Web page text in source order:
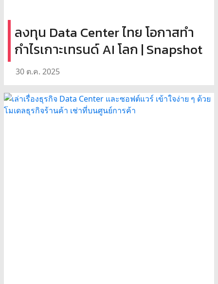
ลงทุน Data Center ไทย โอกาสทำ
กำไรเกาะเทรนด์ AI โลก | Snapshot
30 ต.ค. 2025